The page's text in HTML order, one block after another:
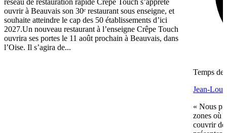
ouvrir à Beauvais son 30ᵉ restaurant sous enseigne, et
souhaite atteindre le cap des 50 établissements d’ici
2027.Un nouveau restaurant à l’enseigne Crêpe Touch
ouvrira ses portes le 11 août prochain à Beauvais, dans
l’Oise. Il s’agira de...
Temps de
Jean-
« Nous
zones où
couvrir de